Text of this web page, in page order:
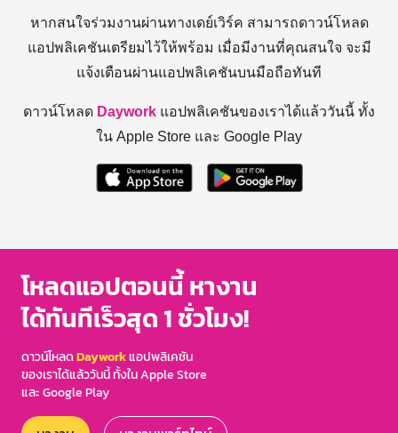
หากสนใจร่วมงานผ่านทางเดย์เวิร์ค สามารถดาวน์โหลด
แอปพลิเคชันเตรียมไว้ให้พร้อม เมื่อมีงานที่คุณสนใจ จะมี
แจ้งเตือนผ่านแอปพลิเคชันบนมือถือทันที
ดาวน์โหลด Daywork แอปพลิเคชันของเราได้แล้ววันนี้ ทั้ง
ใน Apple Store และ Google Play
โหลดแอปตอนนี้ หางาน
ได้ทันทีเร็วสุด 1 ชั่วโมง!
ดาวน์โหลดDayworkแอปพลิเคชัน
ของเราได้แล้ววันนี้ ทั้งใน Apple Store
และ Google Play